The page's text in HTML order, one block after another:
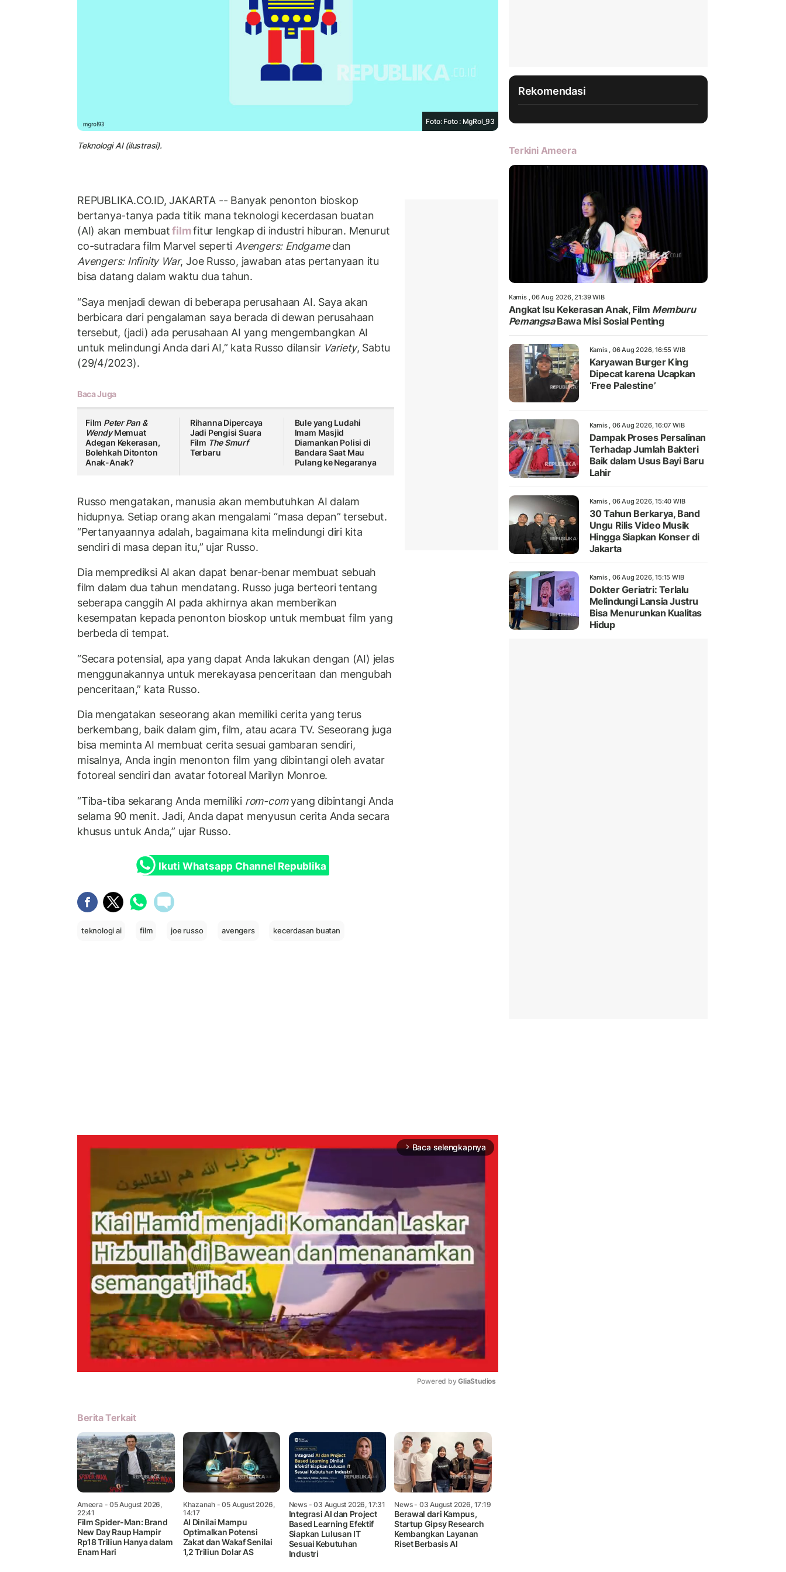
Foto: Foto : MgRol_93
Teknologi AI (ilustrasi).
REPUBLIKA.CO.ID, JAKARTA -- Banyak penonton bioskop
bertanya-tanya pada titik mana teknologi kecerdasan buatan
(AI) akan membuatfilmfitur lengkap di industri hiburan. Menurut
co-sutradara film Marvel seperti Avengers: Endgamedan
Avengers: Infinity War, Joe Russo, jawaban atas pertanyaan itu
bisa datang dalam waktu dua tahun.
“Saya menjadi dewan di beberapa perusahaan AI. Saya akan
berbicara dari pengalaman saya berada di dewan perusahaan
tersebut, (jadi) ada perusahaan AI yang mengembangkan AI
untuk melindungi Anda dari AI,” kata Russo dilansir Variety, Sabtu
(29/4/2023).
Baca Juga
Film Peter Pan &
WendyMemuat
Adegan Kekerasan,
Bolehkah Ditonton
Anak-Anak?
Rihanna Dipercaya
Jadi Pengisi Suara
Film The Smurf
Terbaru
Bule yang Ludahi
Imam Masjid
Diamankan Polisi di
Bandara Saat Mau
Pulang ke Negaranya
Russo mengatakan, manusia akan membutuhkan AI dalam
hidupnya. Setiap orang akan mengalami “masa depan” tersebut.
“Pertanyaannya adalah, bagaimana kita melindungi diri kita
sendiri di masa depan itu,” ujar Russo.
Dia memprediksi AI akan dapat benar-benar membuat sebuah
film dalam dua tahun mendatang. Russo juga berteori tentang
seberapa canggih AI pada akhirnya akan memberikan
kesempatan kepada penonton bioskop untuk membuat film yang
berbeda di tempat.
“Secara potensial, apa yang dapat Anda lakukan dengan (AI) jelas
menggunakannya untuk merekayasa penceritaan dan mengubah
penceritaan,” kata Russo.
Dia mengatakan seseorang akan memiliki cerita yang terus
berkembang, baik dalam gim, film, atau acara TV. Seseorang juga
bisa meminta AI membuat cerita sesuai gambaran sendiri,
misalnya, Anda ingin menonton film yang dibintangi oleh avatar
fotoreal sendiri dan avatar fotoreal Marilyn Monroe.
“Tiba-tiba sekarang Anda memiliki rom-comyang dibintangi Anda
selama 90 menit. Jadi, Anda dapat menyusun cerita Anda secara
khusus untuk Anda,” ujar Russo.
Ikuti Whatsapp Channel Republika
teknologi ai film joe russo avengers kecerdasan buatan
arrow_forward_ios Baca selengkapnya
Powered by GliaStudios
Berita Terkait
Ameera - 05 August 2026,
22:41
Film Spider-Man: Brand
New Day Raup Hampir
Rp18 Triliun Hanya dalam
Enam Hari
Khazanah - 05 August 2026,
14:17
AI Dinilai Mampu
Optimalkan Potensi
Zakat dan Wakaf Senilai
1,2 Triliun Dolar AS
News- 03 August 2026, 17:31
Integrasi AI dan Project
Based Learning Efektif
Siapkan Lulusan IT
Sesuai Kebutuhan
Industri
News- 03 August 2026, 17:19
Berawal dari Kampus,
Startup Gipsy Research
Kembangkan Layanan
Riset Berbasis AI
Rekomendasi
Terkini Ameera
Kamis , 06 Aug 2026, 21:39 WIB
Angkat Isu Kekerasan Anak, Film Memburu
PemangsaBawa Misi Sosial Penting
Kamis , 06 Aug 2026, 16:55 WIB
Karyawan Burger King
Dipecat karena Ucapkan
‘Free Palestine’
Kamis , 06 Aug 2026, 16:07 WIB
Dampak Proses Persalinan
Terhadap Jumlah Bakteri
Baik dalam Usus Bayi Baru
Lahir
Kamis , 06 Aug 2026, 15:40 WIB
30 Tahun Berkarya, Band
Ungu Rilis Video Musik
Hingga Siapkan Konser di
Jakarta
Kamis , 06 Aug 2026, 15:15 WIB
Dokter Geriatri: Terlalu
Melindungi Lansia Justru
Bisa Menurunkan Kualitas
Hidup